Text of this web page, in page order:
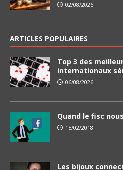
02/08/2026
ARTICLES POPULAIRES
Top 3 des
internationaux
06/08/2026
Quand le fisc
15/02/2018
Les bijoux